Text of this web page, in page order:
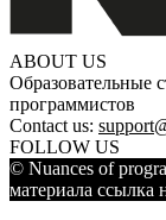
ABOUT US
Образовательные
программистов
Contact us:
FOLLOW US
© Nuances of
материала ссылка